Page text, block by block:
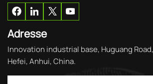
Adresse
Innovation industrial base, Huguang
Hefei, Anhui, China.